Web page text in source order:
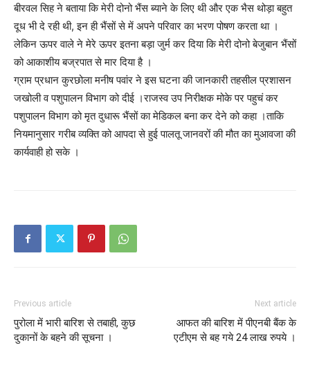
बीरवल सिह ने बताया कि मेरी दोनो भैंस ब्याने के लिए थी और एक भैस थोड़ा बहुत
दूध भी दे रही थी, इन ही भैंसों से में अपने परिवार का भरण पोषण करता था ।
लेकिन ऊपर वाले ने मेरे ऊपर इतना बड़ा जुर्म कर दिया कि मेरी दोनो बेजुबान भैंसों
को आकाशीय बज्रपात से मार दिया है ।
ग्राम प्रधान कुरछोला मनीष पवांर ने इस घटना की जानकारी तहसील प्रशासन
जखोली व पशुपालन विभाग को दीई ।राजस्व उप निरीक्षक मोके पर पहुचं कर
पशुपालन विभाग को मृत दुधारू भैंसों का मेडिकल बना कर देने को कहा ।ताकि
नियमानुसार गरीब व्यक्ति को आपदा से हुई पालतू जानवरों की मौत का मुआवजा की
कार्यवाही हो सके ।
Previous article
पुरोला में भारी बारिश से तबाही, कुछ
दुकानों के बहने की सूचना ।
Next article
आफत की बारिश में पीएनबी बैंक के
एटीएम से बह गये 24 लाख रुपये ।